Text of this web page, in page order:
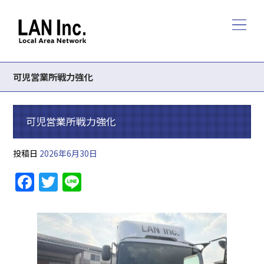
可児営業所戦力強化
可児営業所戦力強化
投稿日 2026年6月30日
F
a
c
e
b
T
w
itt
er
e